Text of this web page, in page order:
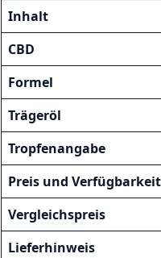
Inhalt
CBD
Formel
Trägeröl
Tropfenangabe
Preis und Verfügbarkeit
Vergleichspreis
Lieferhinweis